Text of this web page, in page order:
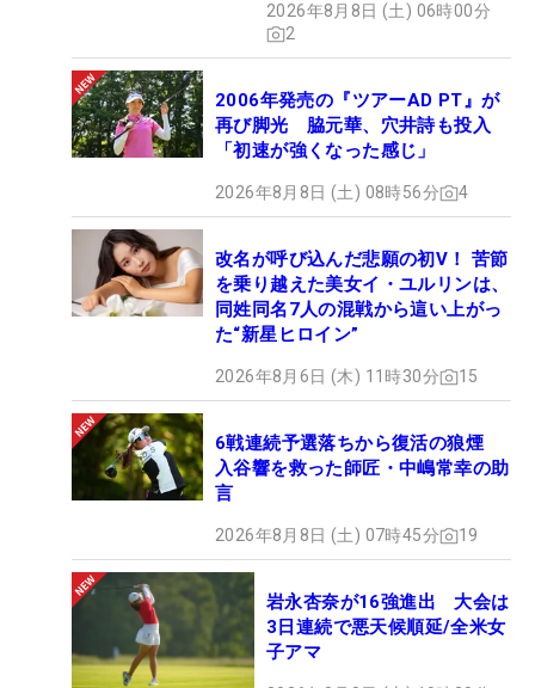
2026年8月8日 (土) 06時00分
2
2006年発売の『ツアーAD PT』が
再び脚光 脇元華、穴井詩も投入
「初速が強くなった感じ」
2026年8月8日 (土) 08時56分 4
改名が呼び込んだ悲願の初V！ 苦節
を乗り越えた美女イ・ユルリンは、
同姓同名7人の混戦から這い上がっ
た“新星ヒロイン”
2026年8月6日 (木) 11時30分 15
6戦連続予選落ちから復活の狼煙
入谷響を救った師匠・中嶋常幸の助
言
2026年8月8日 (土) 07時45分 19
岩永杏奈が16強進出 大会は
3日連続で悪天候順延/全米女
子アマ